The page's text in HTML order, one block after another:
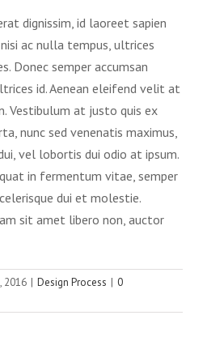
dignissim, id laoreet sapien
ac nulla tempus, ultrices
Donec semper accumsan
id. Aenean eleifend velit at
Vestibulum at justo quis ex
nunc sed venenatis maximus,
vel lobortis dui odio at ipsum.
in fermentum vitae, semper
dui et molestie.
sit amet libero non, auctor
2016 | Design Process | 0